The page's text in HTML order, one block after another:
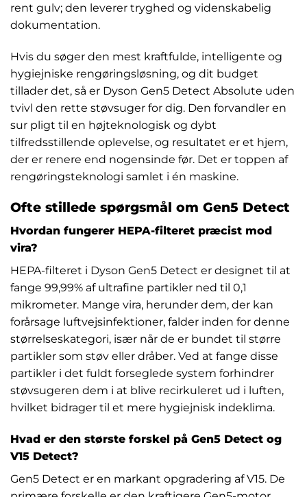
rent gulv; den leverer tryghed og videnskabelig
dokumentation.
Hvis du søger den mest kraftfulde, intelligente og
hygiejniske rengøringsløsning, og dit budget
tillader det, så er Dyson Gen5 Detect Absolute uden
tvivl den rette støvsuger for dig. Den forvandler en
sur pligt til en højteknologisk og dybt
tilfredsstillende oplevelse, og resultatet er et hjem,
der er renere end nogensinde før. Det er toppen af
rengøringsteknologi samlet i én maskine.
Ofte stillede spørgsmål om Gen5 Detect
Hvordan fungerer HEPA-filteret præcist mod
vira?
HEPA-filteret i Dyson Gen5 Detect er designet til at
fange 99,99% af ultrafine partikler ned til 0,1
mikrometer. Mange vira, herunder dem, der kan
forårsage luftvejsinfektioner, falder inden for denne
størrelseskategori, især når de er bundet til større
partikler som støv eller dråber. Ved at fange disse
partikler i det fuldt forseglede system forhindrer
støvsugeren dem i at blive recirkuleret ud i luften,
hvilket bidrager til et mere hygiejnisk indeklima.
Hvad er den største forskel på Gen5 Detect og
V15 Detect?
Gen5 Detect er en markant opgradering af V15. De